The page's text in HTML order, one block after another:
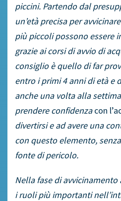
piccini. Partendo dal
un’età precisa per
più piccoli possono essere
grazie ai corsi di avvio di
consiglio è quello di far
entro i primi 4 anni di età e
anche una volta alla
prendere confidenzacon
divertirsi e ad avere una
con questo elemento,
fonte di pericolo.
Nella fase di
i ruoli più importanti